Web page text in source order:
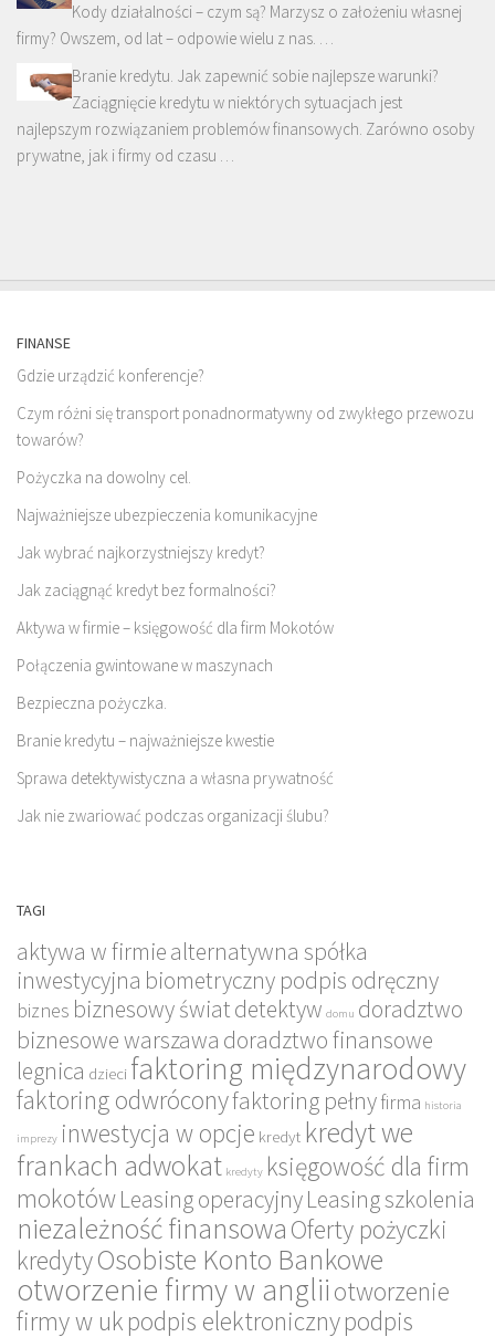
Kody działalności – czym są? Marzysz o założeniu własnej
firmy? Owszem, od lat – odpowie wielu z nas. …
Branie kredytu. Jak zapewnić sobie najlepsze warunki?
Zaciągnięcie kredytu w niektórych sytuacjach jest
najlepszym rozwiązaniem problemów finansowych. Zarówno osoby
prywatne, jak i firmy od czasu …
FINANSE
Gdzie urządzić konferencje?
Czym różni się transport ponadnormatywny od zwykłego przewozu
towarów?
Pożyczka na dowolny cel.
Najważniejsze ubezpieczenia komunikacyjne
Jak wybrać najkorzystniejszy kredyt?
Jak zaciągnąć kredyt bez formalności?
Aktywa w firmie – księgowość dla firm Mokotów
Połączenia gwintowane w maszynach
Bezpieczna pożyczka.
Branie kredytu – najważniejsze kwestie
Sprawa detektywistyczna a własna prywatność
Jak nie zwariować podczas organizacji ślubu?
TAGI
aktywa w firmiealternatywna spółka
inwestycyjna biometryczny podpis odręczny
biznes biznesowy światdetektyw domu doradztwo
biznesowe warszawa doradztwo finansowe
legnica dzieci faktoring międzynarodowy
faktoring odwróconyfaktoring pełnyfirma historia
imprezy inwestycja w opcje kredyt kredyt we
frankach adwokat kredyty księgowość dla firm
mokotówLeasing operacyjnyLeasing szkolenia
niezależność finansowa Oferty pożyczki
kredytyOsobiste Konto Bankowe
otworzenie firmy w anglii otworzenie
firmy w uk podpis elektronicznypodpis